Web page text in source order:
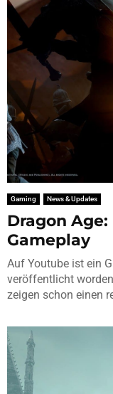
Gaming News & Updates
Dragon
Gameplay
Auf Youtube ist ein
veröffentlicht
zeigen schon einen